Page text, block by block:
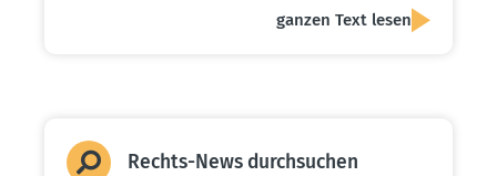
ganzen Text lesen
Rechts-News durch­suchen